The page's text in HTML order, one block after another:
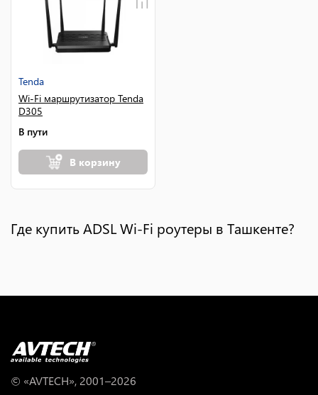
Tenda
Wi-Fi маршрутизатор Tenda
D305
В пути
В корзину
Где купить ADSL Wi-Fi роутеры в Ташкенте?
© «AVTECH», 2001–2026